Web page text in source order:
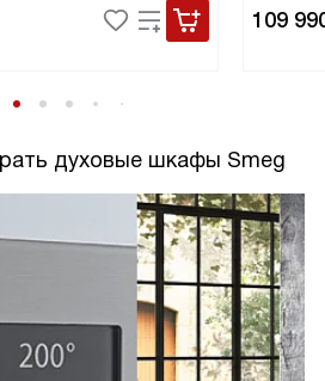
109
духовые шкафы Smeg